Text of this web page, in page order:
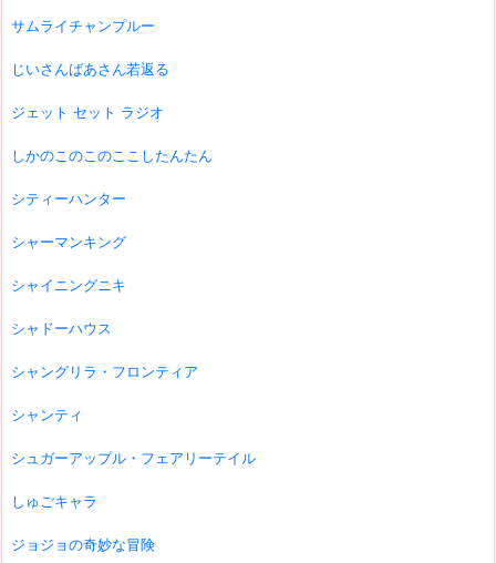
サムライチャンプルー
じいさんばあさん若返る
ジェット セット ラジオ
しかのこのこのここしたんたん
シティーハンター
シャーマンキング
シャイニングニキ
シャドーハウス
シャングリラ・フロンティア
シャンティ
シュガーアップル・フェアリーテイル
しゅごキャラ
ジョジョの奇妙な冒険